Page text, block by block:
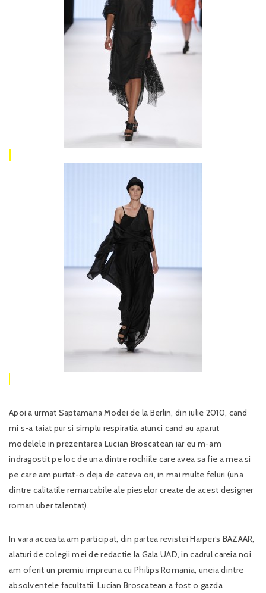
Apoi a urmat Saptamana Modei de la Berlin, din iulie 2010, cand
mi s-a taiat pur si simplu respiratia atunci cand au aparut
modelele in prezentarea Lucian Broscatean iar eu m-am
indragostit pe loc de una dintre rochiile care avea sa fie a mea si
pe care am purtat-o deja de cateva ori, in mai multe feluri (una
dintre calitatile remarcabile ale pieselor create de acest designer
roman uber talentat).
In vara aceasta am participat, din partea revistei Harper’s BAZAAR,
alaturi de colegii mei de redactie la Gala UAD, in cadrul careia noi
am oferit un premiu impreuna cu Philips Romania, uneia dintre
absolventele facultatii. Lucian Broscatean a fost o gazda